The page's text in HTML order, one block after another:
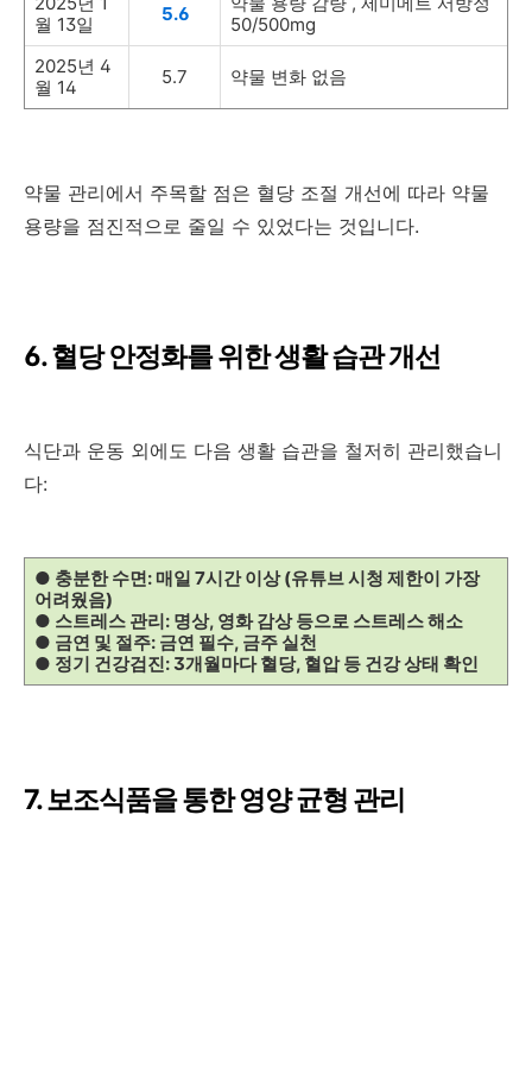
월 13일
5.6
50/500mg
2025년 4
월 14
5.7 약물 변화 없음
약물 관리에서 주목할 점은 혈당 조절 개선에 따라 약물
용량을 점진적으로 줄일 수 있었다는 것입니다.
6. 혈당 안정화를 위한 생활 습관 개선
식단과 운동 외에도 다음 생활 습관을 철저히 관리했습니
다:
● 충분한 수면: 매일 7시간 이상 (유튜브 시청 제한이 가장
어려웠음)
● 스트레스 관리: 명상, 영화 감상 등으로 스트레스 해소
● 금연 및 절주: 금연 필수, 금주 실천
● 정기 건강검진: 3개월마다 혈당, 혈압 등 건강 상태 확인
7. 보조식품을 통한 영양 균형 관리